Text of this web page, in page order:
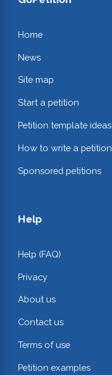
Home
News
Site map
Start a petition
Petition template ideas
How to write a petition
Sponsored petitions
Help
Help (FAQ)
Privacy
About us
Contact us
Terms of use
Petition examples